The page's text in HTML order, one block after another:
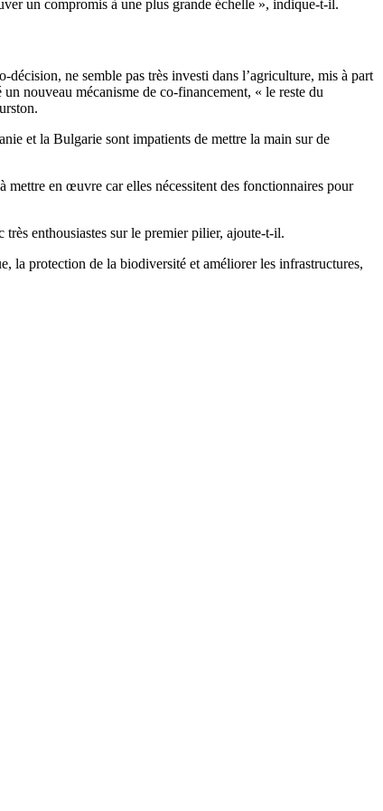
un compromis à une plus grande échelle », indique-t-il.
ne semble pas très investi dans l’agriculture, mis à part
nouveau mécanisme de co-financement, « le reste du
et la Bulgarie sont impatients de mettre la main sur de
en œuvre car elles nécessitent des fonctionnaires pour
enthousiastes sur le premier pilier, ajoute-t-il.
la protection de la biodiversité et améliorer les infrastructures,